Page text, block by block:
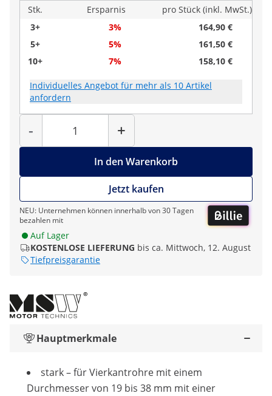
Stk.
Ersparnis
pro Stück (inkl. MwSt.)
3+
3%
164,90 €
5+
5%
161,50 €
10+
7% 158,10 €
Individuelles Angebot für mehr als 10 Artikel
anfordern
-
Menge
+
In den Warenkorb
Jetzt kaufen
NEU: Unternehmen können innerhalb von 30 Tagen
bezahlen mit
Auf Lager
KOSTENLOSE LIEFERUNG bis ca. Mittwoch, 12. August
Tiefpreisgarantie
Hauptmerkmale
stark – für Vierkantrohre mit einem
Durchmesser von 19 bis 38 mm mit einer